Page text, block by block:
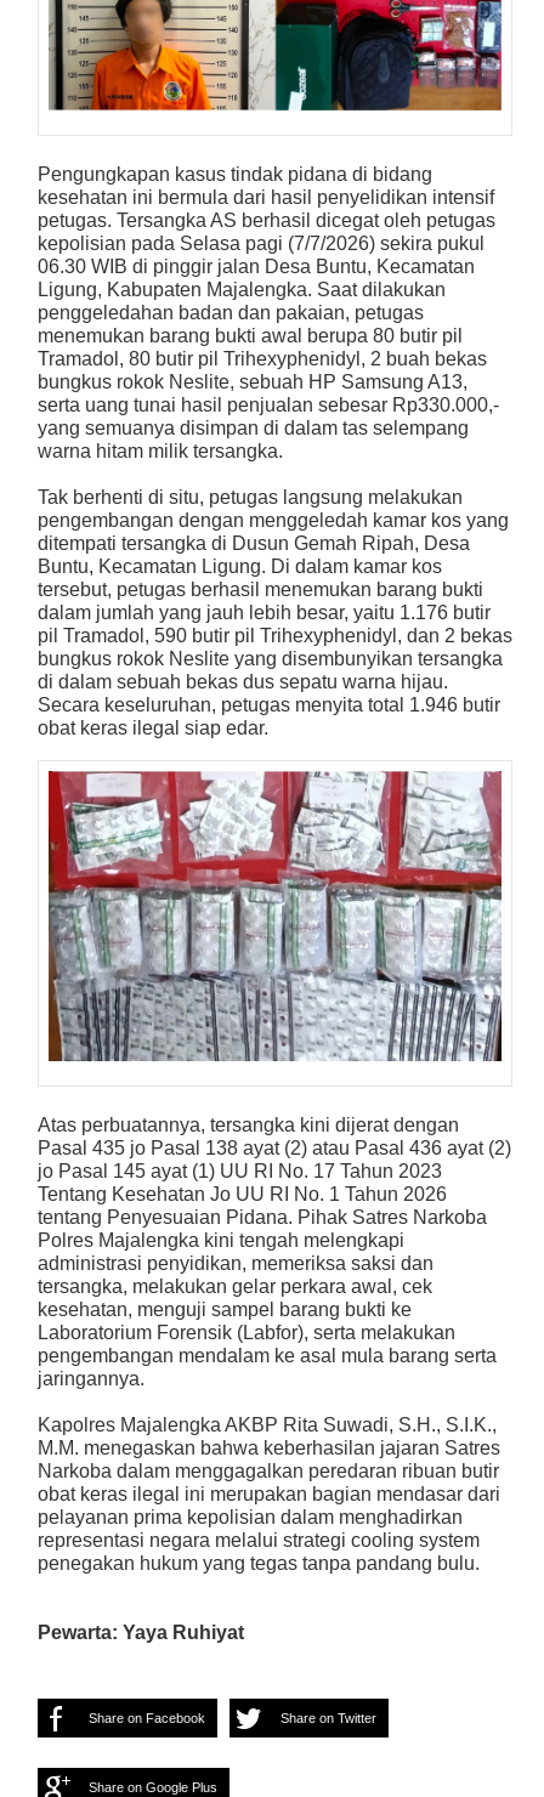
Pengungkapan kasus tindak pidana di bidang
kesehatan ini bermula dari hasil penyelidikan intensif
petugas. Tersangka AS berhasil dicegat oleh petugas
kepolisian pada Selasa pagi (7/7/2026) sekira pukul
06.30 WIB di pinggir jalan Desa Buntu, Kecamatan
Ligung, Kabupaten Majalengka. Saat dilakukan
penggeledahan badan dan pakaian, petugas
menemukan barang bukti awal berupa 80 butir pil
Tramadol, 80 butir pil Trihexyphenidyl, 2 buah bekas
bungkus rokok Neslite, sebuah HP Samsung A13,
serta uang tunai hasil penjualan sebesar Rp330.000,-
yang semuanya disimpan di dalam tas selempang
warna hitam milik tersangka.
Tak berhenti di situ, petugas langsung melakukan
pengembangan dengan menggeledah kamar kos yang
ditempati tersangka di Dusun Gemah Ripah, Desa
Buntu, Kecamatan Ligung. Di dalam kamar kos
tersebut, petugas berhasil menemukan barang bukti
dalam jumlah yang jauh lebih besar, yaitu 1.176 butir
pil Tramadol, 590 butir pil Trihexyphenidyl, dan 2 bekas
bungkus rokok Neslite yang disembunyikan tersangka
di dalam sebuah bekas dus sepatu warna hijau.
Secara keseluruhan, petugas menyita total 1.946 butir
obat keras ilegal siap edar.
Atas perbuatannya, tersangka kini dijerat dengan
Pasal 435 jo Pasal 138 ayat (2) atau Pasal 436 ayat (2)
jo Pasal 145 ayat (1) UU RI No. 17 Tahun 2023
Tentang Kesehatan Jo UU RI No. 1 Tahun 2026
tentang Penyesuaian Pidana. Pihak Satres Narkoba
Polres Majalengka kini tengah melengkapi
administrasi penyidikan, memeriksa saksi dan
tersangka, melakukan gelar perkara awal, cek
kesehatan, menguji sampel barang bukti ke
Laboratorium Forensik (Labfor), serta melakukan
pengembangan mendalam ke asal mula barang serta
jaringannya.
Kapolres Majalengka AKBP Rita Suwadi, S.H., S.I.K.,
M.M. menegaskan bahwa keberhasilan jajaran Satres
Narkoba dalam menggagalkan peredaran ribuan butir
obat keras ilegal ini merupakan bagian mendasar dari
pelayanan prima kepolisian dalam menghadirkan
representasi negara melalui strategi cooling system
penegakan hukum yang tegas tanpa pandang bulu.
Pewarta: Yaya Ruhiyat
Share on Facebook Share on Twitter
Share on Google Plus